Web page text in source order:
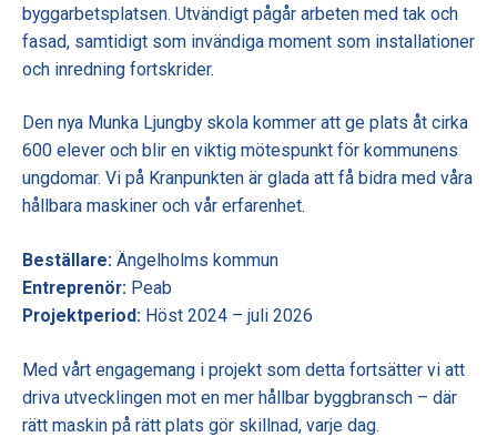
byggarbetsplatsen. Utvändigt pågår arbeten med tak och
fasad, samtidigt som invändiga moment som installationer
och inredning fortskrider.
Den nya Munka Ljungby skola kommer att ge plats åt cirka
600 elever och blir en viktig mötespunkt för kommunens
ungdomar. Vi på Kranpunkten är glada att få bidra med våra
hållbara maskiner och vår erfarenhet.
Beställare: Ängelholms kommun
Entreprenör: Peab
Projektperiod: Höst 2024 – juli 2026
Med vårt engagemang i projekt som detta fortsätter vi att
driva utvecklingen mot en mer hållbar byggbransch – där
rätt maskin på rätt plats gör skillnad, varje dag.